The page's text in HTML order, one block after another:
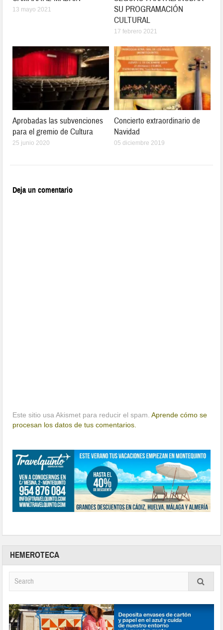
13 mayo 2021
SU PROGRAMACIÓN
CULTURAL
17 febrero 2021
Aprobadas las subvenciones
para el gremio de Cultura
25 junio 2020
Concierto extraordinario de
Navidad
05 diciembre 2019
Deja un comentario
Este sitio usa Akismet para reducir el spam.Aprende cómo se
procesan los datos de tus comentarios.
HEMEROTECA